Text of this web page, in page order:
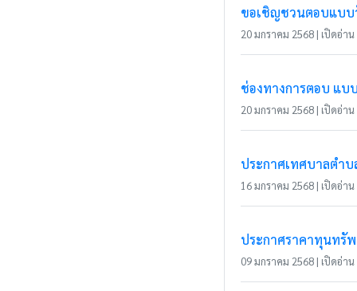
ขอเชิญชวนตอบแบบ
20 มกราคม 2568 | เปิดอ่าน
ช่องทางการตอบ แบ
20 มกราคม 2568 | เปิดอ่าน
ประกาศเทศบาลตำ
16 มกราคม 2568 | เปิดอ่าน
ประกาศราคาทุนทรั
09 มกราคม 2568 | เปิดอ่าน